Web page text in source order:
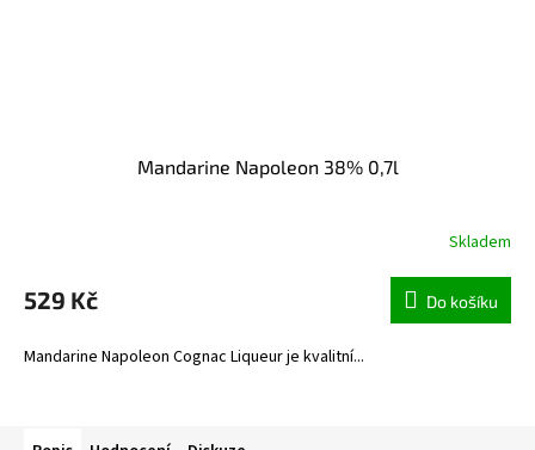
Mandarine Napoleon 38% 0,7l
Skladem
529 Kč Do košíku
Mandarine Napoleon Cognac Liqueur je kvalitní...